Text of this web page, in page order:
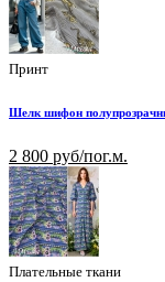
Принт
Шелк шифон
2 800 руб/пог.м.
Плательные ткани